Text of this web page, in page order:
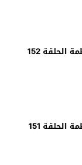
152
151